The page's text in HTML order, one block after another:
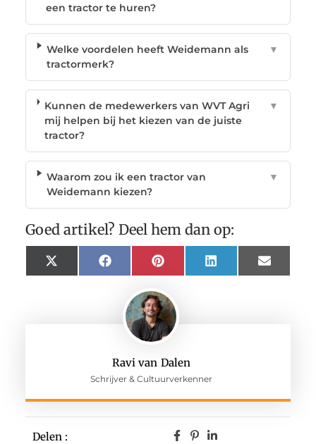
Ravi van Dalen
Schrijver & Cultuurverkenner
Delen :
een tractor te huren?
Welke voordelen heeft Weidemann als
tractormerk?
▼
Kunnen de medewerkers van WVT Agri
mij helpen bij het kiezen van de juiste
tractor?
▼
Waarom zou ik een tractor van
Weidemann kiezen?
▼
Goed artikel? Deel hem dan op:
X
(Twitter)
FacebookPinterest LinkedIn Email